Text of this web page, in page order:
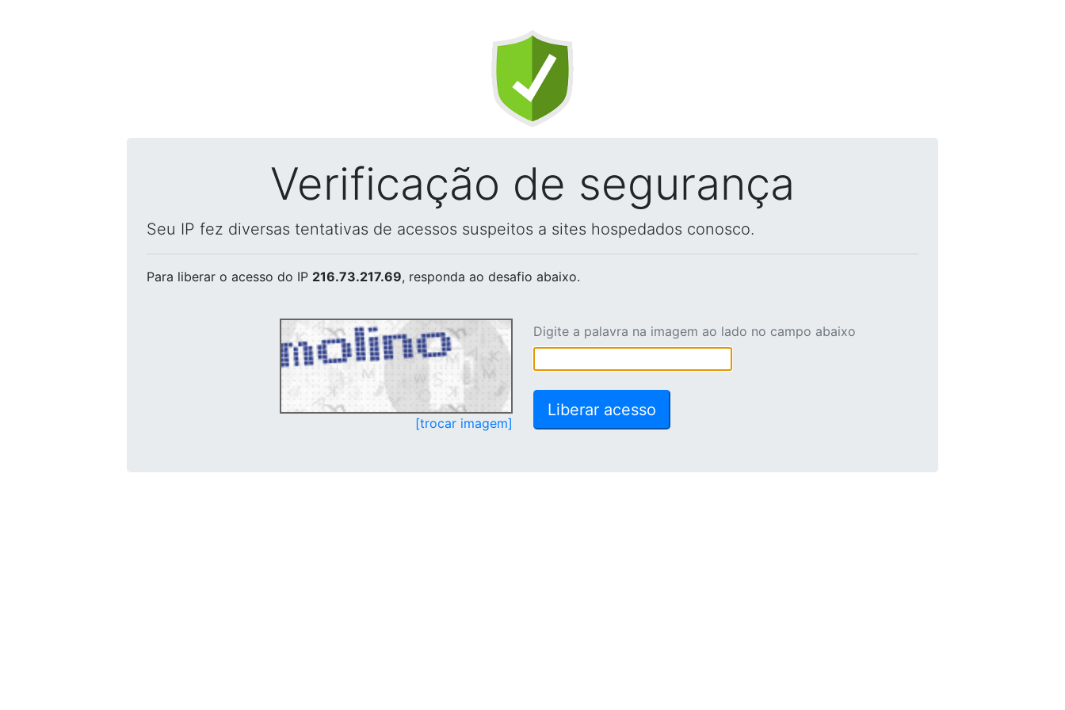
Verificação de segurança
Seu IP fez diversas tentativas de acessos suspeitos a sites hospedados conosco.
Para liberar o acesso do IP 216.73.217.69, responda ao desafio abaixo.
[trocar imagem]
Digite a palavra na imagem ao lado no campo abaixo